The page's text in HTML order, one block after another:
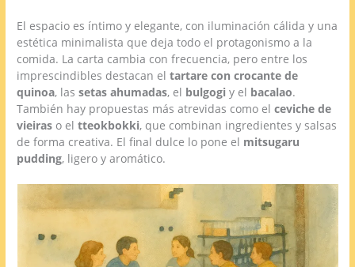
El espacio es íntimo y elegante, con iluminación cálida y una
estética minimalista que deja todo el protagonismo a la
comida. La carta cambia con frecuencia, pero entre los
imprescindibles destacan eltartare con crocante de
quinoa, lassetas ahumadas, el bulgogi y el bacalao.
También hay propuestas más atrevidas como elceviche de
vieiras o eltteokbokki, que combinan ingredientes y salsas
de forma creativa. El final dulce lo pone el mitsugaru
pudding, ligero y aromático.